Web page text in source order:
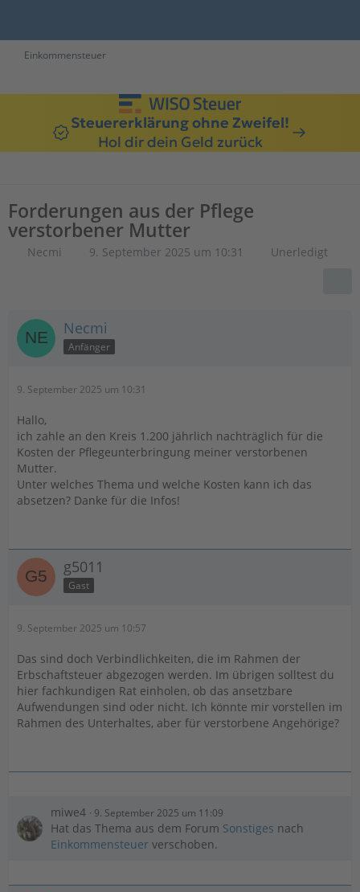
Einkommensteuer
Steuererklärung ohne Zweifel!
Hol dir dein Geld zurück
Forderungen aus der Pflege
verstorbener Mutter
Necmi 9. September 2025 um 10:31 Unerledigt
Necmi
Anfänger
9. September 2025 um 10:31
Hallo,
ich zahle an den Kreis 1.200 jährlich nachträglich für die
Kosten der Pflegeunterbringung meiner verstorbenen
Mutter.
Unter welches Thema und welche Kosten kann ich das
absetzen? Danke für die Infos!
g5011
Gast
9. September 2025 um 10:57
Das sind doch Verbindlichkeiten, die im Rahmen der
Erbschaftsteuer abgezogen werden. Im übrigen solltest du
hier fachkundigen Rat einholen, ob das ansetzbare
Aufwendungen sind oder nicht. Ich könnte mir vorstellen im
Rahmen des Unterhaltes, aber für verstorbene Angehörige?
miwe4 9. September 2025 um 11:09
Hat das Thema aus dem Forum Sonstiges nach
Einkommensteuer verschoben.